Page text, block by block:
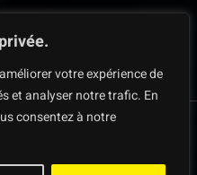
votre expérience de
et analyser notre trafic. En
consentez à notre
& Protection des données